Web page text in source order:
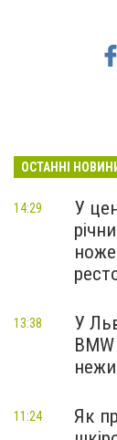
ОСТАННІ
У
14:29
У
13:38
Як
11:24